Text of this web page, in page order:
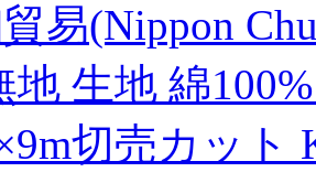
易(Nippon
地 生地 綿
切売カット